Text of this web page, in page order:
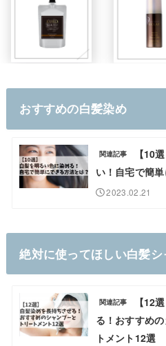
おすすめの白髪染め
関連記事
【10
い！自宅で簡
2023.02.21
絶対に使ってほしい白髪シ
関連記事
【12
る！おすすめ
トメント12選